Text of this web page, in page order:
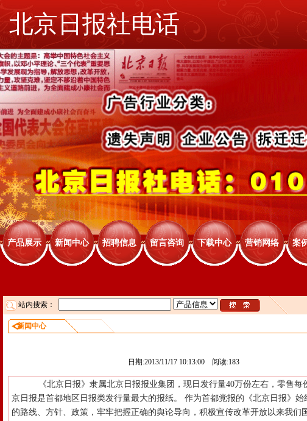
北京日报社电话
产品展示 新闻中心 招聘信息 留言咨询 下载中心 营销网络 案
站内搜索：
新闻中心
日期:2013/11/17 10:13:00 阅读:183
《北京日报》隶属北京日报报业集团，现日发行量40万份左右，零售每
京日报是首都地区日报类发行量最大的报纸。 作为首都党报的《北京日报》始
的路线、方针、政策，牢牢把握正确的舆论导向，积极宣传改革开放以来我们